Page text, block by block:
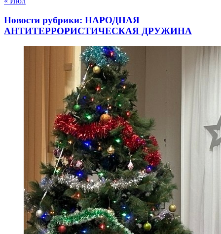
Новости рубрики: НАРОДНАЯ
АНТИТЕРРОРИСТИЧЕСКАЯ ДРУЖИНА